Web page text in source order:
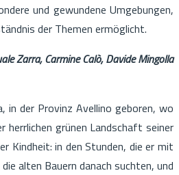
und gewundene Umgebungen,
der Themen ermöglicht.
Zarra, Carmine Calò, Davide Mingolla
in der Provinz Avellino geboren, wo
herrlichen grünen Landschaft seiner
Kindheit: in den Stunden, die er mit
alten Bauern danach suchten, und